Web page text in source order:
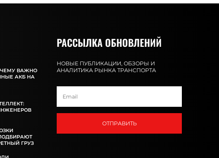
ВАЖНО
АКБ НА
ГРУЗ
РАССЫЛКА ОБНОВЛЕНИЙ
НОВЫЕ ПУБЛИКАЦИИ, ОБЗОРЫ И
АНАЛИТИКА РЫНКА ТРАНСПОРТА
ОТПРАВИТЬ